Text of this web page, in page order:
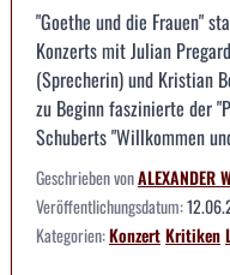
"Goethe und die Frauen"
Konzerts mit Julian
(Sprecherin) und Kristian
zu Beginn faszinierte der
Schuberts "Willkommen
Geschrieben vonALEXANDER
Veröffentlichungsdatum:
Kategorien:KonzertKritiken